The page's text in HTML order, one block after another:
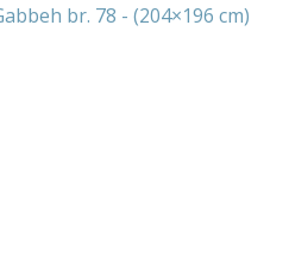
br. 78 - (204×196 cm)